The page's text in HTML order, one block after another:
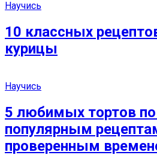
Научись
10 классных
курицы
Научись
5 любимых тортов
популярным
проверенным